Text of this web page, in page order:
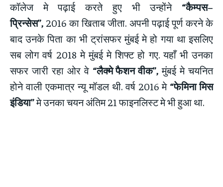
कॉलेज मे पढ़ाई करते हुए भी उन्होंने “कैम्पस–
प्रिन्सेस”, 2016 का खिताब जीता. अपनी पढ़ाई पूर्ण करने के
बाद उनके पिता का भी ट्रांसफर मुंबई मे हो गया था इसलिए
सब लोग वर्ष 2018 मे मुंबई मे शिफ्ट हो गए. यहाँ भी उनका
सफर जारी रहा ओर वे “लैक्मे फैशन वीक”, मुंबई मे चयनित
होने वाली एकमात्र न्यू मॉडल थी. वर्ष 2016 मे “फेमिना मिस
इंडिया”मे उनका चयन अंतिम 21 फाइनलिस्ट मे भी हुआ था.